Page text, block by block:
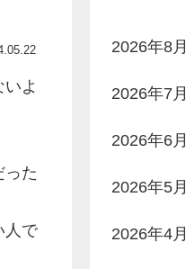
よ
た
人で
2026年8月
2026年7月
2026年6月
2026年5月
2026年4月